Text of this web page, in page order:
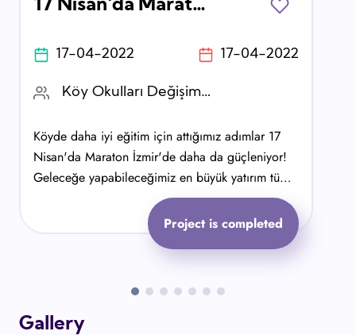
17 Nisan'da Maraton İzmir'de Köyde Daha İyi Eği̇ti̇m İçin Koşuyoruz!
17-04-2022 17-04-2022
Köy Okulları Değişim Ağı (KODA)
Köyde daha iyi eğitim için attığımız adımlar 17
Nisan'da Maraton İzmir'de daha da güçleniyor!
Geleceğe yapabileceğimiz en büyük yatırım tüm
çocukların daha iyi bir eği̇ti̇m almasını sağlamak.
Project is completed
Gallery